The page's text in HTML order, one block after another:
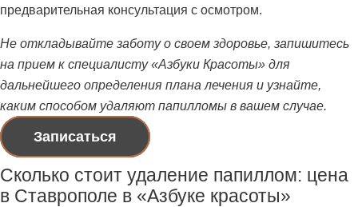
предварительная консультация с осмотром.
Не откладывайте заботу о своем здоровье, запишитесь
на прием к специалисту «Азбуки Красоты» для
дальнейшего определения плана лечения и узнайте,
каким способом удаляют папилломы в вашем случае.
Записаться
Сколько стоит удаление папиллом: цена
в Ставрополе в «Азбуке красоты»